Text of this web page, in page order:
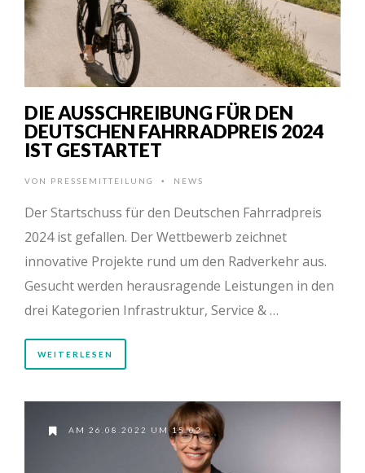
DIE AUSSCHREIBUNG FÜR DEN
DEUTSCHEN FAHRRADPREIS 2024
IST GESTARTET
VON PRESSEMITTEILUNG • NEWS
Der Startschuss für den Deutschen Fahrradpreis
2024 ist gefallen. Der Wettbewerb zeichnet
innovative Projekte rund um den Radverkehr aus.
Gesucht werden herausragende Leistungen in den
drei Kategorien Infrastruktur, Service & …
WEITERLESEN
AM 26.08.2022 UM 15:02